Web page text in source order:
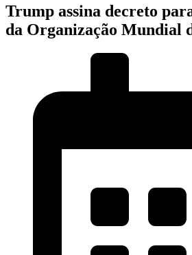
Trump assina decreto
da Organização Mundial